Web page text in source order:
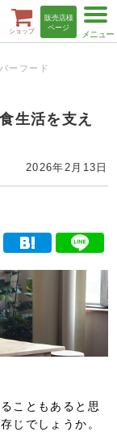
t
o
g
g
i
ショップ
販売店様
ページ
ーフード
生活を支え
2026年2月13日
こともあると思
じでしょうか。